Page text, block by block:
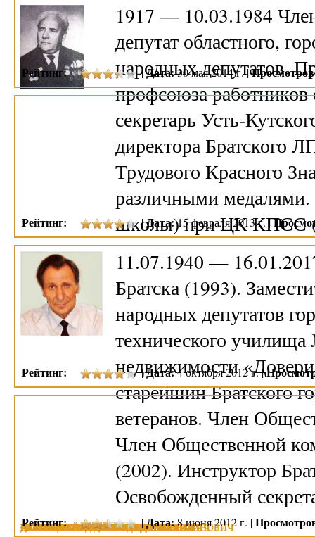
1917 — 10.03.1984
депутат областного,
народных депутатов.
профсоюза
секретарь Усть-
директора Братского
Трудового Красного
различными
школы) при ЦК КПСС
11.07.1940 —
Братска (1993).
народных депутатов
технического
недвижимости
старейшин Братского
ветеранов. Член
Член Общественной
(2002). Инструктор
Освобожденный
ДУБЫНИН ИВАН МИХАЙЛОВИЧ
САЗОНОВ ВАСИЛИЙ ИЛЬИЧ
САВРИЦКИЙ АЛЕКСЕЙ ИЛЛАРИОНОВИЧ
ЧЕРНЫШЕВ АНДРЕЙ ВЛАДИМИРОВИЧ
ЕРМАЧЕНКО МИХАИЛ ФЕДОРОВИЧ
ПЕТРУНЬКО АЛЕКСАНДР КОНСТАНТИНОВИЧ
Рейтинг: |Дата:30 мая 2014 г. |
КАЗАКОВ ВИКТОР СТЕПАНОВИЧ
Рейтинг: |Дата:15 февраля 2013 г. |
РАХМАНКУЛОВ РОМАН РАВИЛЬЕВИЧ
Рейтинг: |Дата:4 октября 2012 г. |
ПАШКОВ ВЛАДИМИР ИГОРЕВИЧ
Рейтинг: |Дата:8 июня 2012 г. |